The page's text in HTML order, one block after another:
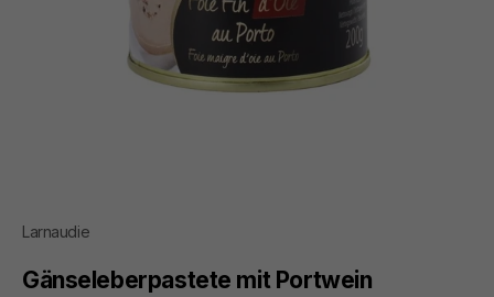
Larnaudie
Gänseleberpastete mit Portwein